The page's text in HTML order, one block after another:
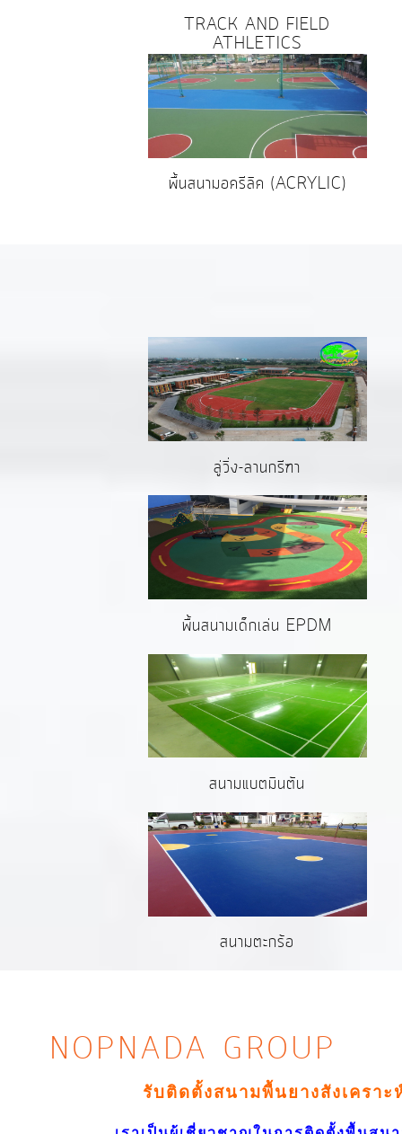
TRACK AND FIELD
ATHLETICS
พื้นสนามอครีลิค (ACRYLIC)
ลู่วิ่ง-ลานกรีฑา
พื้นสนามเด็กเล่น EPDM
สนามแบตมินตัน
สนามตะกร้อ
NOPNADA GROUP
รับติดตั้งสนามพื้นยางสังเครา